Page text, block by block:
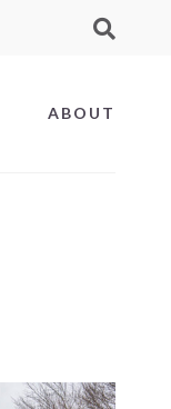
ABOUT